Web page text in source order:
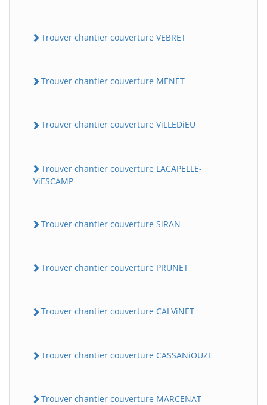
Trouver chantier couverture VEBRET
Trouver chantier couverture MENET
Trouver chantier couverture ViLLEDiEU
Trouver chantier couverture LACAPELLE-
ViESCAMP
Trouver chantier couverture SiRAN
Trouver chantier couverture PRUNET
Trouver chantier couverture CALViNET
Trouver chantier couverture CASSANiOUZE
Trouver chantier couverture MARCENAT